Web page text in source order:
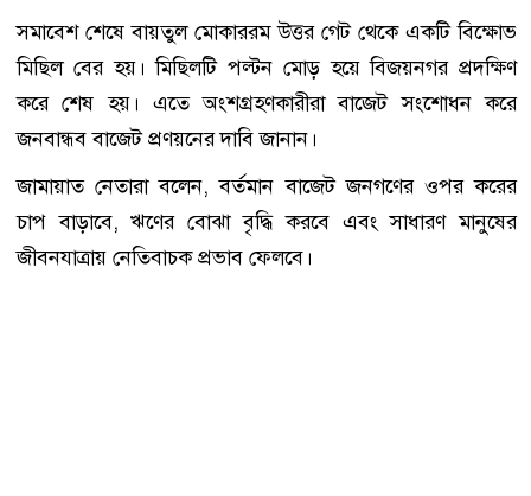
সমাবেশ শেষে বায়তুল মোকাররম উত্তর গেট থেকে একটি বিক্ষোভ
মিছিল বের হয়। মিছিলটি পল্টন মোড় হয়ে বিজয়নগর প্রদক্ষিণ
করে শেষ হয়। এতে অংশগ্রহণকারীরা বাজেট সংশোধন করে
জনবান্ধব বাজেট প্রণয়নের দাবি জানান।
জামায়াত নেতারা বলেন, বর্তমান বাজেট জনগণের ওপর করের
চাপ বাড়াবে, ঋণের বোঝা বৃদ্ধি করবে এবং সাধারণ মানুষের
জীবনযাত্রায় নেতিবাচক প্রভাব ফেলবে।